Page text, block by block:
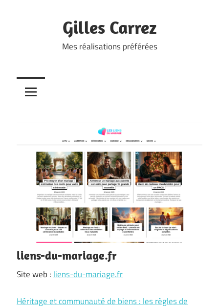
Gilles Carrez
Mes réalisations préférées
liens-du-mariage.fr
Site web : liens-du-mariage.fr
Héritage et communauté de biens : les règles de